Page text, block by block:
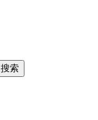
搜索